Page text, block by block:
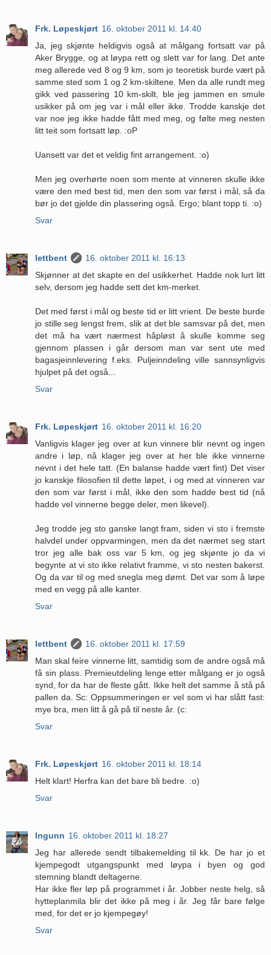
Frk. Løpeskjørt 16. oktober 2011 kl. 14:40
Ja, jeg skjønte heldigvis også at målgang fortsatt var på
Aker Brygge, og at løypa rett og slett var for lang. Det ante
meg allerede ved 8 og 9 km, som jo teoretisk burde vært på
samme sted som 1 og 2 km-skiltene. Men da alle rundt meg
gikk ved passering 10 km-skilt, ble jeg jammen en smule
usikker på om jeg var i mål eller ikke. Trodde kanskje det
var noe jeg ikke hadde fått med meg, og følte meg nesten
litt teit som fortsatt løp. :oP
Uansett var det et veldig fint arrangement. :o)
Men jeg overhørte noen som mente at vinneren skulle ikke
være den med best tid, men den som var først i mål, så da
bør jo det gjelde din plassering også. Ergo; blant topp ti. :o)
Svar
lettbent
16. oktober 2011 kl. 16:13
Skjønner at det skapte en del usikkerhet. Hadde nok lurt litt
selv, dersom jeg hadde sett det km-merket.
Det med først i mål og beste tid er litt vrient. De beste burde
jo stille seg lengst frem, slik at det ble samsvar på det, men
det må ha vært nærmest håpløst å skulle komme seg
gjennom plassen i går dersom man var sent ute med
bagasjeinnlevering f.eks. Puljeinndeling ville sannsynligvis
hjulpet på det også...
Svar
Frk. Løpeskjørt 16. oktober 2011 kl. 16:20
Vanligvis klager jeg over at kun vinnere blir nevnt og ingen
andre i løp, nå klager jeg over at her ble ikke vinnerne
nevnt i det hele tatt. (En balanse hadde vært fint) Det viser
jo kanskje filosofien til dette løpet, i og med at vinneren var
den som var først i mål, ikke den som hadde best tid (nå
hadde vel vinnerne begge deler, men likevel).
Jeg trodde jeg sto ganske langt fram, siden vi sto i fremste
halvdel under oppvarmingen, men da det nærmet seg start
tror jeg alle bak oss var 5 km, og jeg skjønte jo da vi
begynte at vi sto ikke relativt framme, vi sto nesten bakerst.
Og da var til og med snegla meg dømt. Det var som å løpe
med en vegg på alle kanter.
Svar
lettbent
16. oktober 2011 kl. 17:59
Man skal feire vinnerne litt, samtidig som de andre også må
få sin plass. Premieutdeling lenge etter målgang er jo også
synd, for da har de fleste gått. Ikke helt det samme å stå på
pallen da. Sc: Oppsummeringen er vel som vi har slått fast:
mye bra, men litt å gå på til neste år. (c:
Svar
Frk. Løpeskjørt 16. oktober 2011 kl. 18:14
Helt klart! Herfra kan det bare bli bedre. :o)
Svar
Ingunn 16. oktober 2011 kl. 18:27
Jeg har allerede sendt tilbakemelding til kk. De har jo et
kjempegodt utgangspunkt med løypa i byen og god
stemning blandt deltagerne.
Har ikke fler løp på programmet i år. Jobber neste helg, så
hytteplanmila blir det ikke på meg i år. Jeg får bare følge
med, for det er jo kjempegøy!
Svar